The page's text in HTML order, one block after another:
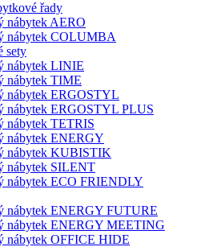
řady
nábytek AERO
nábytek COLUMBA
sety
nábytek LINIE
nábytek TIME
nábytek ERGOSTYL
nábytek ERGOSTYL PLUS
nábytek TETRIS
nábytek ENERGY
nábytek KUBISTIK
nábytek SILENT
nábytek ECO FRIENDLY
nábytek ENERGY FUTURE
nábytek ENERGY MEETING
nábytek OFFICE HIDE